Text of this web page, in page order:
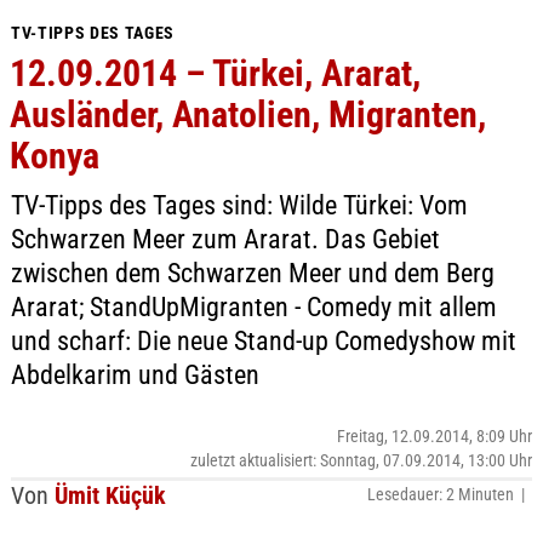
TV-TIPPS DES TAGES
12.09.2014 – Türkei, Ararat,
Ausländer, Anatolien, Migranten,
Konya
TV-Tipps des Tages sind: Wilde Türkei: Vom
Schwarzen Meer zum Ararat. Das Gebiet
zwischen dem Schwarzen Meer und dem Berg
Ararat; StandUpMigranten - Comedy mit allem
und scharf: Die neue Stand-up Comedyshow mit
Abdelkarim und Gästen
Von Ümit Küçük
Freitag, 12.09.2014, 8:09 Uhr
zuletzt aktualisiert: Sonntag, 07.09.2014, 13:00 Uhr
Lesedauer: 2 Minuten |